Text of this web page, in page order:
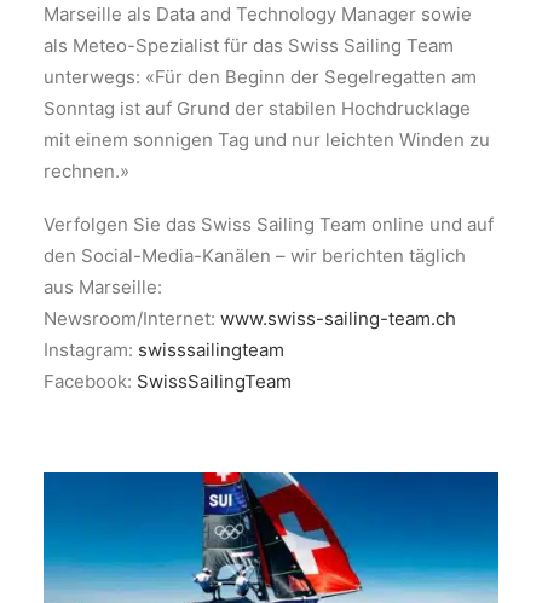
Marseille als Data and Technology Manager sowie
als Meteo-Spezialist für das Swiss Sailing Team
unterwegs: «Für den Beginn der Segelregatten am
Sonntag ist auf Grund der stabilen Hochdrucklage
mit einem sonnigen Tag und nur leichten Winden zu
rechnen.»
Verfolgen Sie das Swiss Sailing Team online und auf
den Social-Media-Kanälen – wir berichten täglich
aus Marseille:
Newsroom/Internet: www.swiss-sailing-team.ch
Instagram: swisssailingteam
Facebook: SwissSailingTeam